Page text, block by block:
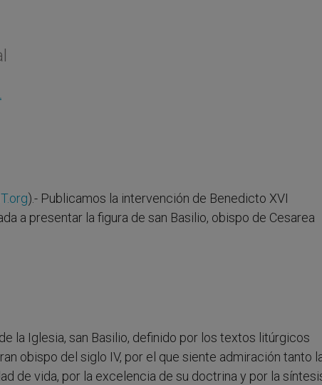
).- Publicamos la intervención de Benedicto XVI
a presentar la figura de san Basilio, obispo de Cesarea
la Iglesia, san Basilio, definido por los textos litúrgicos
obispo del siglo IV, por el que siente admiración tanto
de vida, por la excelencia de su doctrina y por la